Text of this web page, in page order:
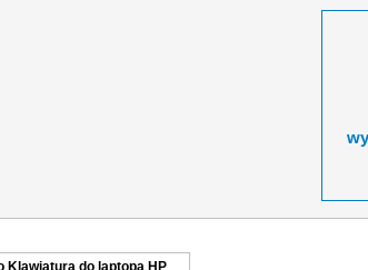
Klawiatura do laptopa HP